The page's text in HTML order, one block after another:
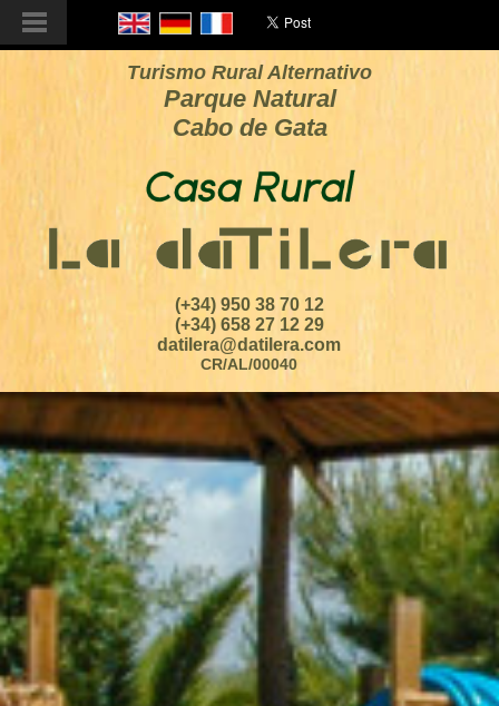
Turismo Rural Alternativo
Parque Natural
Cabo de Gata
(+34) 950 38 70 12
(+34) 658 27 12 29
datilera@datilera.com
CR/AL/00040